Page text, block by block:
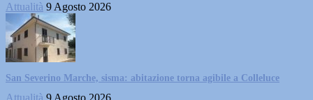
Attualità 9 Agosto 2026
San Severino Marche, sisma: abitazione torna agibile a Colleluce
Attualità 9 Agosto 2026